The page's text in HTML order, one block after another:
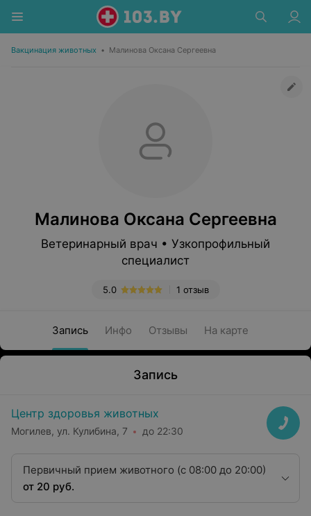
Вакцинация животных • Малинова Оксана Сергеевна
Малинова Оксана Сергеевна
Ветеринарный врач • Узкопрофильный
специалист
1 отзыв
5.0
Запись Инфо Отзывы На карте
Запись
Центр здоровья животных
Могилев, ул. Кулибина, 7 до 22:30
Первичный прием животного (с 08:00 до 20:00)
от 20 руб.